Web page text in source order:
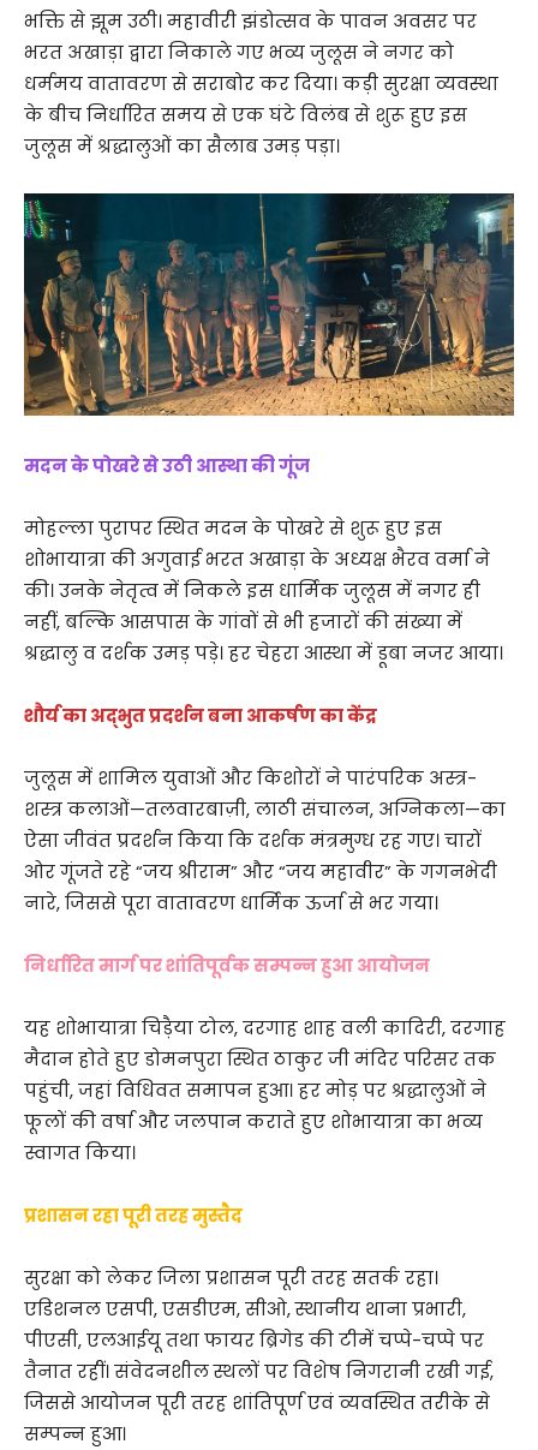
भक्ति से झूम उठी। महावीरी झंडोत्सव के पावन अवसर पर
भरत अखाड़ा द्वारा निकाले गए भव्य जुलूस ने नगर को
धर्ममय वातावरण से सराबोर कर दिया। कड़ी सुरक्षा व्यवस्था
के बीच निर्धारित समय से एक घंटे विलंब से शुरू हुए इस
जुलूस में श्रद्धालुओं का सैलाब उमड़ पड़ा।
मदन के पोखरे से उठी आस्था की गूंज
मोहल्ला पुरापर स्थित मदन के पोखरे से शुरू हुए इस
शोभायात्रा की अगुवाई भरत अखाड़ा के अध्यक्ष भैरव वर्मा ने
की। उनके नेतृत्व में निकले इस धार्मिक जुलूस में नगर ही
नहीं, बल्कि आसपास के गांवों से भी हजारों की संख्या में
श्रद्धालु व दर्शक उमड़ पड़े। हर चेहरा आस्था में डूबा नजर आया।
शौर्य का अद्भुत प्रदर्शन बना आकर्षण का केंद्र
जुलूस में शामिल युवाओं और किशोरों ने पारंपरिक अस्त्र-
शस्त्र कलाओं—तलवारबाज़ी, लाठी संचालन, अग्निकला—का
ऐसा जीवंत प्रदर्शन किया कि दर्शक मंत्रमुग्ध रह गए। चारों
ओर गूंजते रहे “जय श्रीराम” और “जय महावीर” के गगनभेदी
नारे, जिससे पूरा वातावरण धार्मिक ऊर्जा से भर गया।
निर्धारित मार्ग पर शांतिपूर्वक सम्पन्न हुआ आयोजन
यह शोभायात्रा चिड़ैया टोल, दरगाह शाह वली कादिरी, दरगाह
मैदान होते हुए डोमनपुरा स्थित ठाकुर जी मंदिर परिसर तक
पहुंची, जहां विधिवत समापन हुआ। हर मोड़ पर श्रद्धालुओं ने
फूलों की वर्षा और जलपान कराते हुए शोभायात्रा का भव्य
स्वागत किया।
प्रशासन रहा पूरी तरह मुस्तैद
सुरक्षा को लेकर जिला प्रशासन पूरी तरह सतर्क रहा।
एडिशनल एसपी, एसडीएम, सीओ, स्थानीय थाना प्रभारी,
पीएसी, एलआईयू तथा फायर ब्रिगेड की टीमें चप्पे-चप्पे पर
तैनात रहीं। संवेदनशील स्थलों पर विशेष निगरानी रखी गई,
जिससे आयोजन पूरी तरह शांतिपूर्ण एवं व्यवस्थित तरीके से
सम्पन्न हुआ।